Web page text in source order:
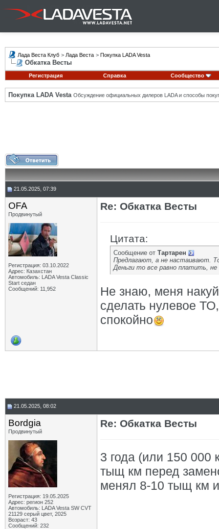
Лада Веста Клуб > Лада Веста > Покупка LADA Vesta
Обкатка Весты
Регистрация Справка Сообщество
Покупка LADA Vesta Обсуждение официальных дилеров LADA и способы
21.05.2025, 07:39
OFA
Продвинутый
Регистрация: 03.10.2022
Адрес: Казахстан
Автомобиль: LADA Vesta Classic
Start седан
Сообщений: 11,952
Re: Обкатка Весты
Цитата:
Сообщение от Тартарен
Предлагают, а не настаивают.
Деньги то все равно платить,
Не знаю, меня
сделать нулевое
спокойно
21.05.2025, 08:02
Bordgia
Продвинутый
Регистрация: 19.05.2025
Адрес: регион 252
Автомобиль: LADA Vesta SW CVT
21129 серый цвет, 2025
Возраст: 43
Сообщений: 232
Re: Обкатка Весты
3 года (или 150 000
тыщ км перед
менял 8-10 тыщ км